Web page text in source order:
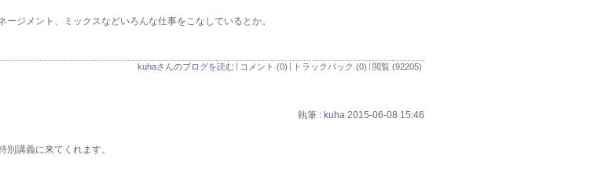
ジメント、ミックスなどいろんな仕事をこなしているとか。
kuhaさんのブログを読む コメント (0) トラックバック (0) 閲覧 (92205)
執筆 : kuha 2015-06-08 15:46
講義に来てくれます。